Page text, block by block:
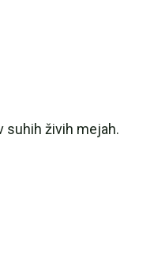
suhih živih mejah.